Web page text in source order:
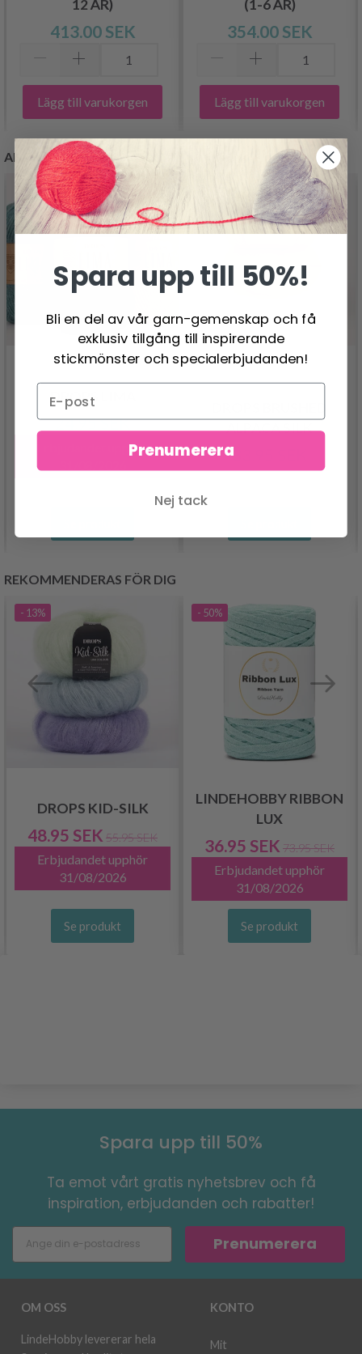
12 ÅR)
413.00 SEK
Lägg till varukorgen
(1-6 ÅR)
354.00 SEK
Lägg till varukorgen
ANDRA KUNDER KÖPTE
DROPS LIMA
24.95 SEK
Erbjudandet upphör
ALPACA SILK
33.95 SEK
REKOMMENDERAS FÖR DIG
- 13%
DROPS KID-SILK
48.95 SEK 55.95 SEK
Erbjudandet upphör
31/08/2026
Se produkt
- 50%
LINDEHOBBY RIBBON
LUX
36.95 SEK 73.95 SEK
Erbjudandet upphör
31/08/2026
Se produkt
Spara upp till 50%
Ta emot vårt gratis nyhetsbrev och få
inspiration, erbjudanden och rabatter!
Prenumerera
OM OSS
LindeHobby levererar hela
KONTO
Mit
Spara upp till 50%!
Bli en del av vår garn-gemenskap och få
exklusiv tillgång till inspirerande
stickmönster och specialerbjudanden!
Prenumerera
Nej tack